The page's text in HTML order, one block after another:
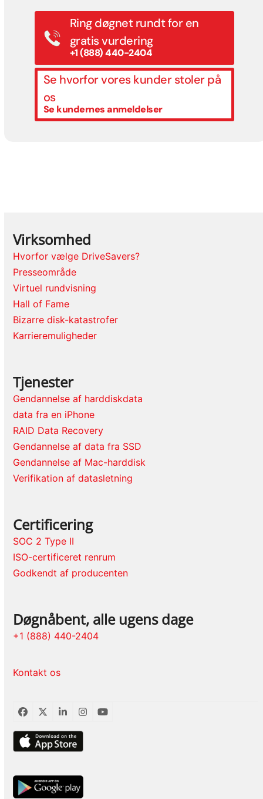
Ring døgnet rundt for en
gratis vurdering
+1 (888) 440-2404
Se hvorfor vores kunder stoler på
os
Se kundernes anmeldelser
Virksomhed
Hvorfor vælge DriveSavers?
Presseområde
Virtuel rundvisning
Hall of Fame
Bizarre disk-katastrofer
Karrieremuligheder
Tjenester
Gendannelse af harddiskdata
data fra en iPhone
RAID Data Recovery
Gendannelse af data fra SSD
Gendannelse af Mac-harddisk
Verifikation af datasletning
Certificering
SOC 2 Type II
ISO-certificeret renrum
Godkendt af producenten
Døgnåbent, alle ugens dage
+1 (888) 440-2404
Kontakt os
Facebook
TwitterLinkedInInstagram
YouTube